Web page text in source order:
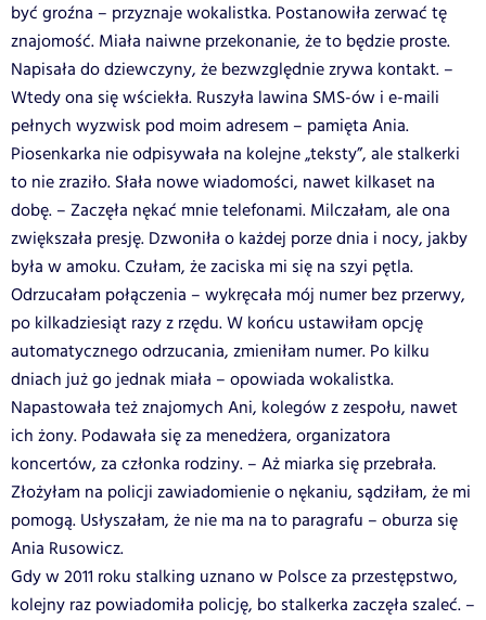
być groźna – przyznaje wokalistka. Postanowiła zerwać tę
znajomość. Miała naiwne przekonanie, że to będzie proste.
Napisała do dziewczyny, że bezwzględnie zrywa kontakt. –
Wtedy ona się wściekła. Ruszyła lawina SMS-ów i e-maili
pełnych wyzwisk pod moim adresem – pamięta Ania.
Piosenkarka nie odpisywała na kolejne „teksty”, ale stalkerki
to nie zraziło. Słała nowe wiadomości, nawet kilkaset na
dobę. – Zaczęła nękać mnie telefonami. Milczałam, ale ona
zwiększała presję. Dzwoniła o każdej porze dnia i nocy, jakby
była w amoku. Czułam, że zaciska mi się na szyi pętla.
Odrzucałam połączenia – wykręcała mój numer bez przerwy,
po kilkadziesiąt razy z rzędu. W końcu ustawiłam opcję
automatycznego odrzucania, zmieniłam numer. Po kilku
dniach już go jednak miała – opowiada wokalistka.
Napastowała też znajomych Ani, kolegów z zespołu, nawet
ich żony. Podawała się za menedżera, organizatora
koncertów, za członka rodziny. – Aż miarka się przebrała.
Złożyłam na policji zawiadomienie o nękaniu, sądziłam, że mi
pomogą. Usłyszałam, że nie ma na to paragrafu – oburza się
Ania Rusowicz.
Gdy w 2011 roku stalking uznano w Polsce za przestępstwo,
kolejny raz powiadomiła policję, bo stalkerka zaczęła szaleć. –